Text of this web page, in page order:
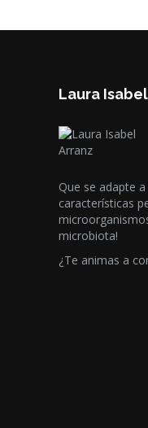
Laura
Que se adapte
características
microbiota!
¿Te animas a